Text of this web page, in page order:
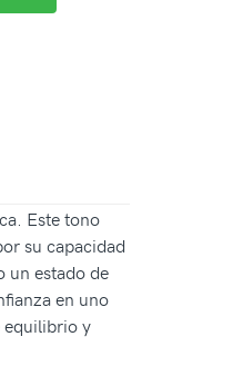
Este tono
su capacidad
un estado de
en uno
equilibrio y